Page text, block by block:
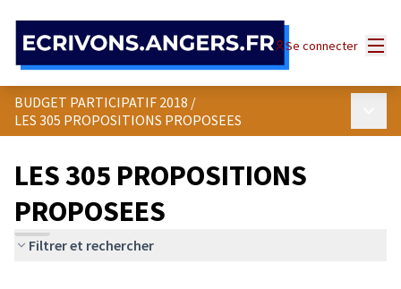
Se connecter
BUDGET PARTICIPATIF 2018 /
LES 305 PROPOSITIONS PROPOSEES
LES 305 PROPOSITIONS
PROPOSEES
Filtrer et rechercher